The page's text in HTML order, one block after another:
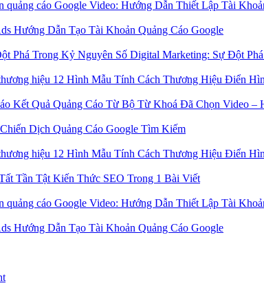
Video: Hướng Dẫn Thiết Lập Tài
Hướng Dẫn Tạo Tài Khoản Quảng Cáo Google
Digital Marketing: Sự Đột
12 Hình Mẫu Tính Cách Thương Hiệu Điển
Video –
Dịch Quảng Cáo Google Tìm Kiếm
12 Hình Mẫu Tính Cách Thương Hiệu Điển
Tần Tật Kiến Thức SEO Trong 1 Bài Viết
Video: Hướng Dẫn Thiết Lập Tài
Hướng Dẫn Tạo Tài Khoản Quảng Cáo Google